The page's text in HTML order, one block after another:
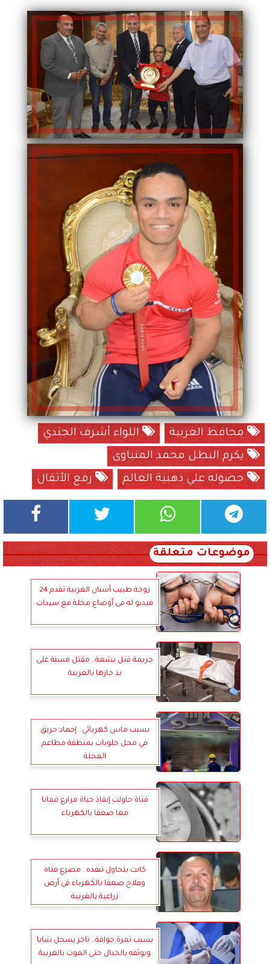
محافظ الغربية
اللواء أشرف الجندي
يكرم البطل محمد المنياوى
حصوله علي ذهبية العالم
رفع الأثقال
موضوعات متعلقة
زوجة طبيب أسنان الغربية تقدم 24
فيديو له فى أوضاع مخلة مع سيدات
جريمة قتل بشعة.. مقتل مسنة على
يد جارها بالغربية
بسبب ماس كهربائي.. إخماد حريق
في محل حلويات بمنطقة مطاعم
المحلة
فتاة حاولت إنقاذ حياة مزارع فماتا
معا صعقا بالكهرباء
كانت بتحاول تنقذه.. مصرع فتاة
وفلاح صعقا بالكهرباء في أرض
زراعية بالغربية
بسبب ثمرة جوافة.. تاجر يسحل شابا
ويوثقه بالحبال حتى الموت بالغربية